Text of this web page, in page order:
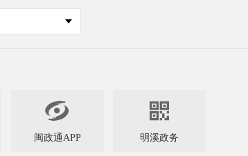

闽政通APP

明溪政务